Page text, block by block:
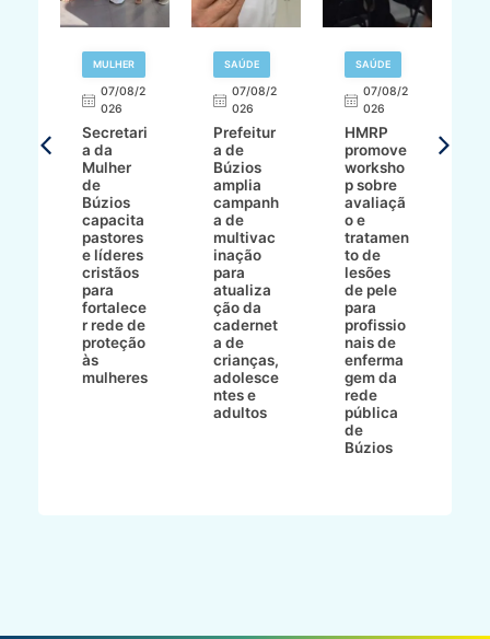
MULHER
07/08/2
026
Secretari
a da
Mulher
de
Búzios
capacita
pastores
e líderes
cristãos
para
fortalece
r rede de
proteção
às
mulheres
SAÚDE
07/08/2
026
Prefeitur
a de
Búzios
amplia
campanh
a de
multivac
inação
para
atualiza
ção da
cadernet
a de
crianças,
adolesce
ntes e
adultos
SAÚDE
07/08/2
026
HMRP
promove
worksho
p sobre
avaliaçã
o e
tratamen
to de
lesões
de pele
para
profissio
nais de
enferma
gem da
rede
pública
de
Búzios